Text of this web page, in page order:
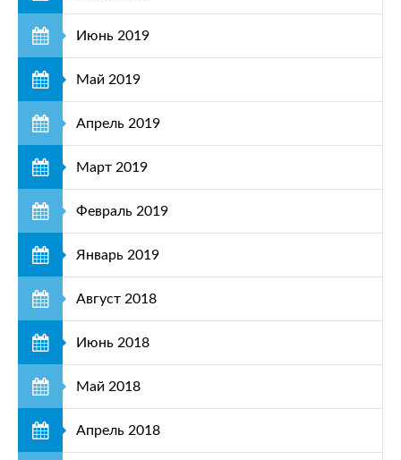
Июнь 2019
Май 2019
Апрель 2019
Март 2019
Февраль 2019
Январь 2019
Август 2018
Июнь 2018
Май 2018
Апрель 2018